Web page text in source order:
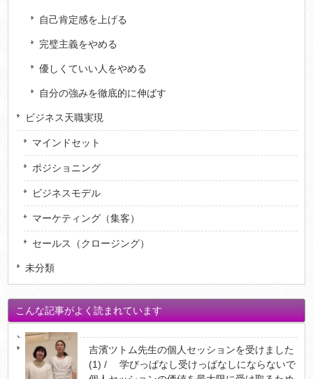
自己肯定感を上げる
完璧主義をやめる
優しくていい人をやめる
自分の強みを徹底的に伸ばす
ビジネス天職実現
マインドセット
ポジショニング
ビジネスモデル
マーケティング（集客）
セールス（クロージング）
未分類
こんな記事がよく読まれています
吉濱ツトム先生の個人セッションを受けました
(1) / 学びっぱなし受けっぱなしにならないで